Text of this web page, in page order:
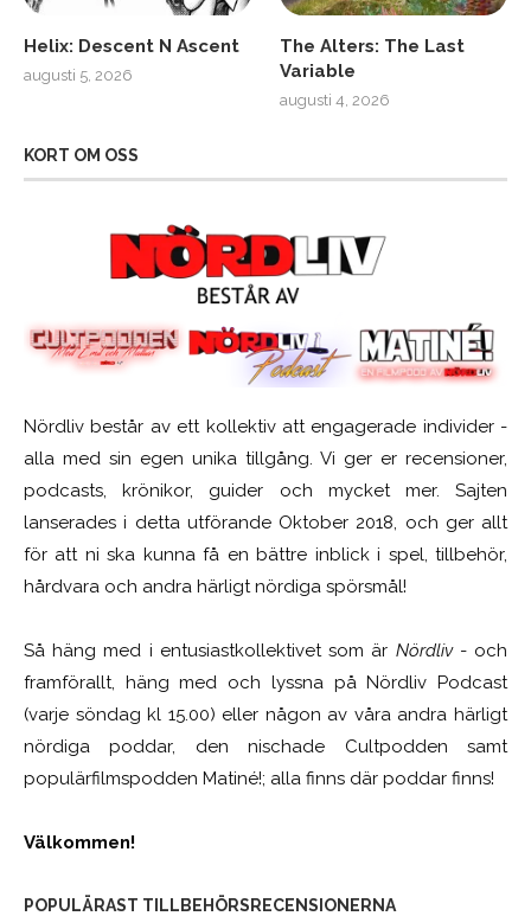
Helix: Descent N Ascent
augusti 5, 2026
The Alters: The Last
Variable
augusti 4, 2026
KORT OM OSS
Nördliv består av ett kollektiv att engagerade individer -
alla med sin egen unika tillgång. Vi ger er recensioner,
podcasts, krönikor, guider och mycket mer. Sajten
lanserades i detta utförande Oktober 2018, och ger allt
för att ni ska kunna få en bättre inblick i spel, tillbehör,
hårdvara och andra härligt nördiga spörsmål!
Så häng med i entusiastkollektivet som är Nördliv- och
framförallt, häng med och lyssna på Nördliv Podcast
(varje söndag kl 15.00) eller någon av våra andra härligt
nördiga poddar, den nischade Cultpodden samt
populärfilmspodden Matiné!; alla finns där poddar finns!
Välkommen!
POPULÄRAST TILLBEHÖRSRECENSIONERNA